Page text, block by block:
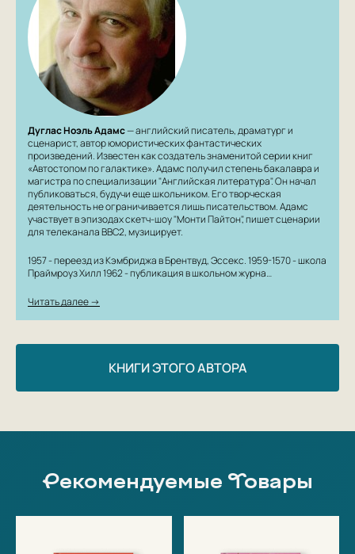
Дуглас Ноэль Адамс— английский писатель, драматург и
сценарист, автор юмористических фантастических
произведений. Известен как создатель знаменитой серии книг
«Автостопом по галактике». Адамс получил степень бакалавра и
магистра по специализации "Английская литература". Он начал
публиковаться, будучи еще школьником. Его творческая
деятельность не ограничивается лишь писательством. Адамс
участвует в эпизодах скетч-шоу "Монти Пайтон", пишет сценарии
для телеканала BBC2, музицирует.
1957 - переезд из Кэмбриджа в Брентвуд, Эссекс. 1959-1570 - школа
Праймроуз Хилл 1962 - публикация в школьном журна…
Читать далее →
КНИГИ ЭТОГО АВТОРА
Рекомендуемые Товары